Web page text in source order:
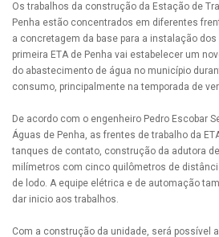
Os trabalhos da construção da Estação de
Penha estão concentrados em diferentes
a concretagem da base para a instalação
primeira ETA de Penha vai estabelecer um
do abastecimento de água no município
consumo, principalmente na temporada de
De acordo com o engenheiro Pedro Escobar
Águas de Penha, as frentes de trabalho da
tanques de contato, construção da adutora
milímetros com cinco quilômetros de
de lodo. A equipe elétrica e de automação
dar inicio aos trabalhos.
Com a construção da unidade, será possível